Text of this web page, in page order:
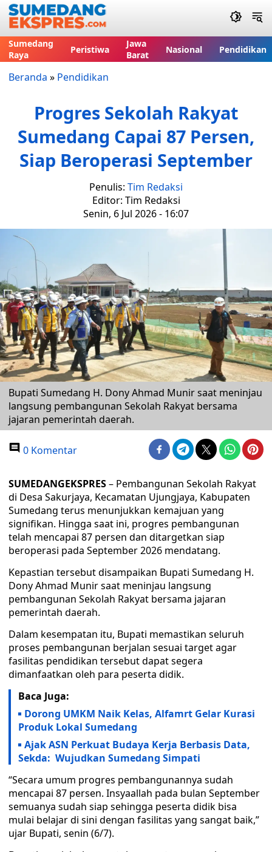
Sumedang
Raya
Peristiwa
Jawa
Barat
Nasional Pendidikan
Beranda » Pendidikan
Progres Sekolah Rakyat
Sumedang Capai 87 Persen,
Siap Beroperasi September
Penulis: Tim Redaksi
Editor: Tim Redaksi
Senin, 6 Jul 2026 - 16:07
Bupati Sumedang H. Dony Ahmad Munir saat meninjau
langsung pembangunan Sekolah Rakyat bersama
jajaran pemerintah daerah.
0 Komentar
SUMEDANGEKSPRES– Pembangunan Sekolah Rakyat
di Desa Sakurjaya, Kecamatan Ujungjaya, Kabupaten
Sumedang terus menunjukkan kemajuan yang
signifikan. Hingga saat ini, progres pembangunan
telah mencapai 87 persen dan ditargetkan siap
beroperasi pada September 2026 mendatang.
Kepastian tersebut disampaikan Bupati Sumedang H.
Dony Ahmad Munir saat meninjau langsung
pembangunan Sekolah Rakyat bersama jajaran
pemerintah daerah.
Dalam kesempatan itu, Bupati memastikan seluruh
proses pembangunan berjalan sesuai target agar
fasilitas pendidikan tersebut dapat segera
dimanfaatkan oleh para peserta didik.
Baca Juga:
Dorong UMKM Naik Kelas, Alfamrt Gelar Kurasi
Produk Lokal Sumedang
Ajak ASN Perkuat Budaya Kerja Berbasis Data,
Sekda: Wujudkan Sumedang Simpati
“Secara umum progres pembangunannya sudah
mencapai 87 persen. Insyaallah pada bulan September
semuanya sudah siap sehingga peserta didik bisa
mulai belajar di sini dengan fasilitas yang sangat baik,”
ujar Bupati, senin (6/7).